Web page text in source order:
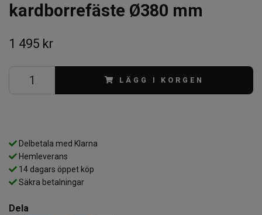
kardborrefäste Ø380 mm
1 495 kr
LÄGG I KORGEN
Delbetala med Klarna
Hemleverans
14 dagars öppet köp
Säkra betalningar
Dela